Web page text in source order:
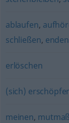
ablaufen,
schließen, enden
erlöschen
(sich)
meinen,